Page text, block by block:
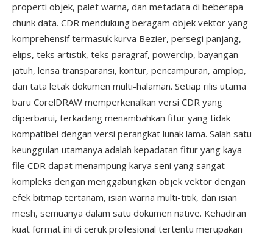
properti objek, palet warna, dan metadata di beberapa
chunk data. CDR mendukung beragam objek vektor yang
komprehensif termasuk kurva Bezier, persegi panjang,
elips, teks artistik, teks paragraf, powerclip, bayangan
jatuh, lensa transparansi, kontur, pencampuran, amplop,
dan tata letak dokumen multi-halaman. Setiap rilis utama
baru CorelDRAW memperkenalkan versi CDR yang
diperbarui, terkadang menambahkan fitur yang tidak
kompatibel dengan versi perangkat lunak lama. Salah satu
keunggulan utamanya adalah kepadatan fitur yang kaya —
file CDR dapat menampung karya seni yang sangat
kompleks dengan menggabungkan objek vektor dengan
efek bitmap tertanam, isian warna multi-titik, dan isian
mesh, semuanya dalam satu dokumen native. Kehadiran
kuat format ini di ceruk profesional tertentu merupakan